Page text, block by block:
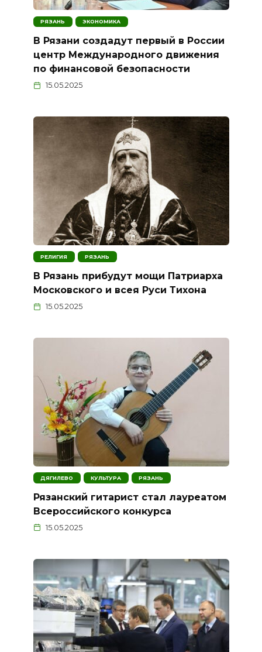
РЯЗАНЬ ЭКОНОМИКА
В Рязани создадут первый в России
центр Международного движения
по финансовой безопасности
15.05.2025
РЕЛИГИЯ РЯЗАНЬ
В Рязань прибудут мощи Патриарха
Московского и всея Руси Тихона
15.05.2025
ДЯГИЛЕВО КУЛЬТУРА РЯЗАНЬ
Рязанский гитарист стал лауреатом
Всероссийского конкурса
15.05.2025